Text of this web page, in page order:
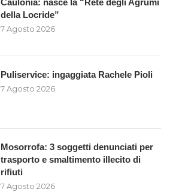
Caulonia: nasce la “Rete degli Agrumi
della Locride”
7 Agosto 2026
Puliservice: ingaggiata Rachele Pioli
7 Agosto 2026
Mosorrofa: 3 soggetti denunciati per
trasporto e smaltimento illecito di
rifiuti
7 Agosto 2026